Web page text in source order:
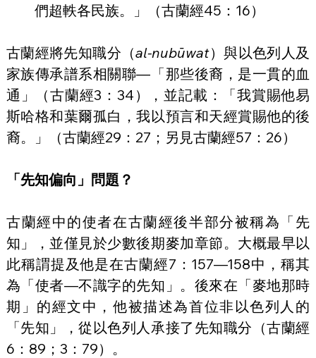
們超軼各民族。」（古蘭經45：16）
古蘭經將先知職分（al-nubūwat）與以色列人及
家族傳承譜系相關聯—「那些後裔，是一貫的血
通」（古蘭經3：34），並記載：「我賞賜他易
斯哈格和葉爾孤白，我以預言和天經賞賜他的後
裔。」（古蘭經29：27；另見古蘭經57：26）
「先知偏向」問題？
古蘭經中的使者在古蘭經後半部分被稱為「先
知」，並僅見於少數後期麥加章節。大概最早以
此稱謂提及他是在古蘭經7：157—158中，稱其
為「使者—不識字的先知」。後來在「麥地那時
期」的經文中，他被描述為首位非以色列人的
「先知」，從以色列人承接了先知職分（古蘭經
6：89；3：79）。